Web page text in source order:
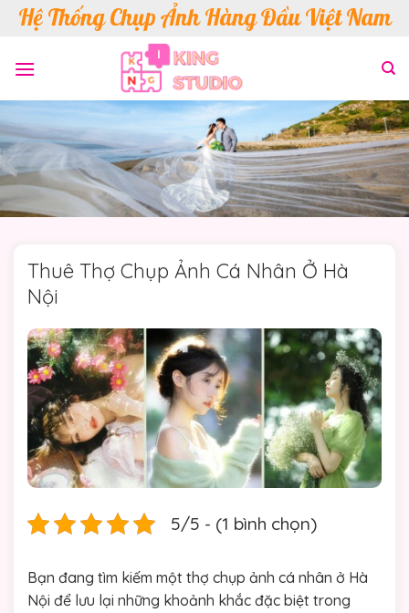
SkipHệ Thống Chụp Ảnh Hàng Đầu Việt Nam
Thuê Thợ Chụp Ảnh Cá Nhân Ở Hà
Nội
5/5 - (1 bình chọn)
Bạn đang tìm kiếm một thợ chụp ảnh cá nhân ở Hà
Nội để lưu lại những khoảnh khắc đặc biệt trong